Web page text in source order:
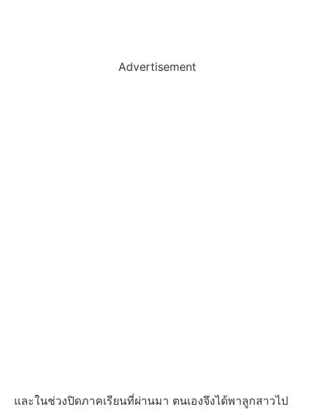
Advertisement
และในช่วงปิดภาคเรียนที่ผ่านมา ตนเองจึงได้พาลูกสาวไป